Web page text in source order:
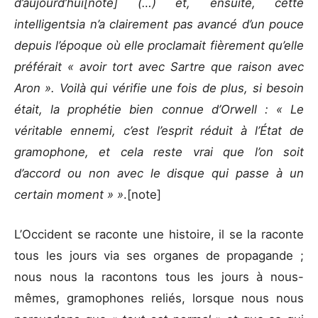
d’aujourd’hui[note] (…) et, ensuite, cette
intelligentsia n’a clairement pas avancé d’un pouce
depuis l’époque où elle proclamait fièrement qu’elle
préférait « avoir tort avec Sartre que raison avec
Aron ». Voilà qui vérifie une fois de plus, si besoin
était, la prophétie bien connue d’Orwell : « Le
véritable ennemi, c’est l’esprit réduit à l’État de
gramophone, et cela reste vrai que l’on soit
d’accord ou non avec le disque qui passe à un
certain moment » ».[note]
L’Occident se raconte une histoire, il se la raconte
tous les jours via ses organes de propagande ;
nous nous la racontons tous les jours à nous-
mêmes, gramophones reliés, lorsque nous nous